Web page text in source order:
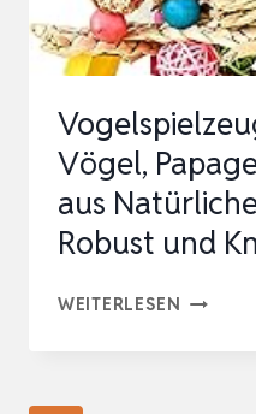
…
Vögel,
aus
Robust und
WEITERLESEN